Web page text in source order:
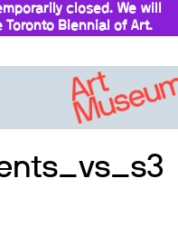
closed. We will
Toronto Biennial of Art.